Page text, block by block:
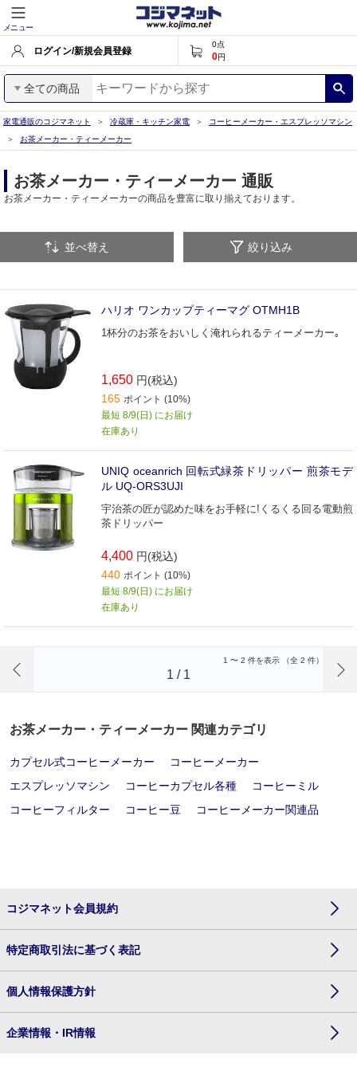
メニュー
ログイン/新規会員登録
0点
0円
全ての商品
家電通販のコジマネット 冷蔵庫・キッチン家電
コーヒーメーカー・エスプレッソマシン
お茶メーカー・ティーメーカー
お茶メーカー・ティーメーカー 通販
お茶メーカー・ティーメーカーの商品を豊富に取り揃えております。
並べ替え 絞り込み
ハリオ ワンカップティーマグ OTMH1B
1杯分のお茶をおいしく淹れられるティーメーカー｡
1,650 円(税込)
165 ポイント (10%)
最短 8/9(日) にお届け
在庫あり
UNIQ oceanrich 回転式緑茶ドリッパー 煎茶モデ
ル UQ-ORS3UJI
宇治茶の匠が認めた味をお手軽に!くるくる回る電動煎
茶ドリッパー
4,400 円(税込)
440 ポイント (10%)
最短 8/9(日) にお届け
在庫あり
1 〜 2 件を表示 （全 2 件）
1 / 1
お茶メーカー・ティーメーカー 関連カテゴリ
カプセル式コーヒーメーカー
コーヒーメーカー
エスプレッソマシン
コーヒーカプセル各種
コーヒーミル
コーヒーフィルター
コーヒー豆 コーヒーメーカー関連品
コジマネット会員規約
特定商取引法に基づく表記
個人情報保護方針
企業情報・IR情報